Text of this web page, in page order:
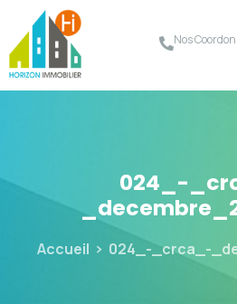
Nos
024_-
Accueil 024_-_crca_-